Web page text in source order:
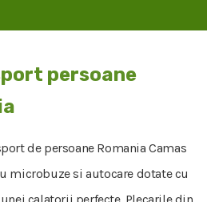
persoane
de persoane Romania Camas
microbuze si autocare dotate cu
calatorii perfecte. Plecarile din